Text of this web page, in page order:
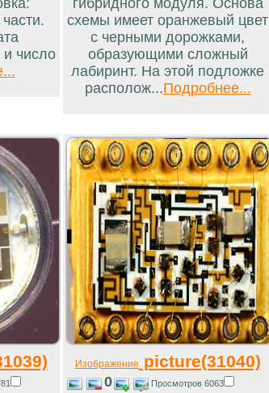
и число
гибридного модуля. Основа
схемы имеет оранжевый цвет
с черными дорожками,
образующими сложный
лабиринт. На этой подложке
располож...Подробнее...
Изображение picture(31040)
0 Просмотров 6063